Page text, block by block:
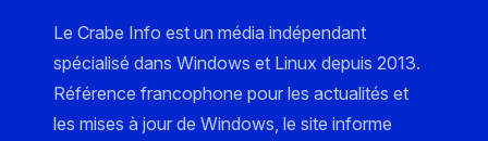
Le Crabe Info est un média indépendant
spécialisé dans Windows et Linux depuis 2013.
Référence francophone pour les actualités et
les mises à jour de Windows, le site informe